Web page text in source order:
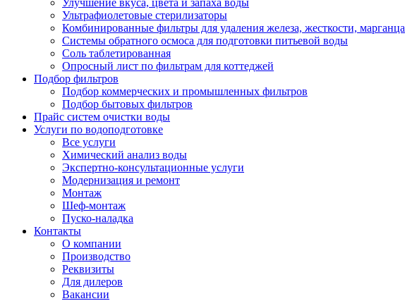
Улучшение вкуса, цвета и запаха воды
Ультрафиолетовые стерилизаторы
Комбинированные фильтры для удаления железа, жесткости, марганца
Системы обратного осмоса для подготовки питьевой воды
Соль таблетированная
Опросный лист по фильтрам для коттеджей
Подбор фильтров
Подбор коммерческих и промышленных фильтров
Подбор бытовых фильтров
Прайс систем очистки воды
Услуги по водоподготовке
Все услуги
Химический анализ воды
Экспертно-консультационные услуги
Модернизация и ремонт
Монтаж
Шеф-монтаж
Пуско-наладка
Контакты
О компании
Производство
Реквизиты
Для дилеров
Вакансии